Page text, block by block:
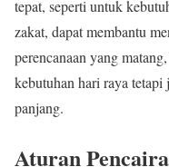
tepat, seperti untuk
zakat, dapat membantu
perencanaan yang
kebutuhan hari raya
panjang.
Aturan